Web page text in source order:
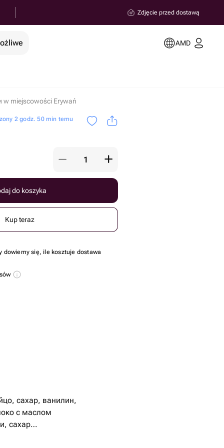
Zdjęcie przed dostawą
AMD
w miejscowości Erywań
2 godz. 50 min temu
do koszyka
Kup teraz
dowiemy się, ile kosztuje dostawa
сахар, ванилин,
с маслом
сахар